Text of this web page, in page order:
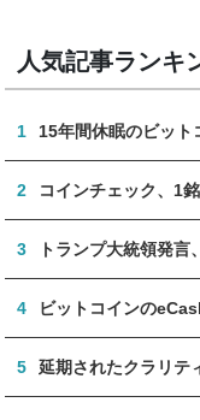
人気記事ランキ
1 15年間休眠のビッ
2 コインチェック、1
3 トランプ大統領発言
4 ビットコインの
5 延期されたクラリテ